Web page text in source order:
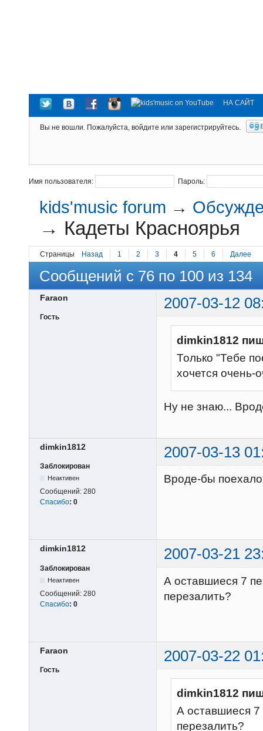
НА САЙТ
Вы не вошли. Пожалуйста, войдите или зарегистрируйтесь.
Имя пользователя: Пароль:
kids'music forum →
→ Кадеты Красноярья
Страницы Назад 1 2 3 4 5 6 Далее
Сообщений с 76 по 100 из 134
Faraon 2007-03-12
Гость
dimkin1812
Только "Тебе
хочется очень-
Ну не знаю...
dimkin1812 2007-03-13
Заблокирован
Неактивен
Сообщений: 280
Спасибо: 0
Вроде-бы поехало
dimkin1812 2007-03-21
Заблокирован
Неактивен
Сообщений: 280
Спасибо: 0
А оставшиеся 7
перезалить?
Faraon 2007-03-22
Гость
dimkin1812
А оставшиеся 7
перезалить?